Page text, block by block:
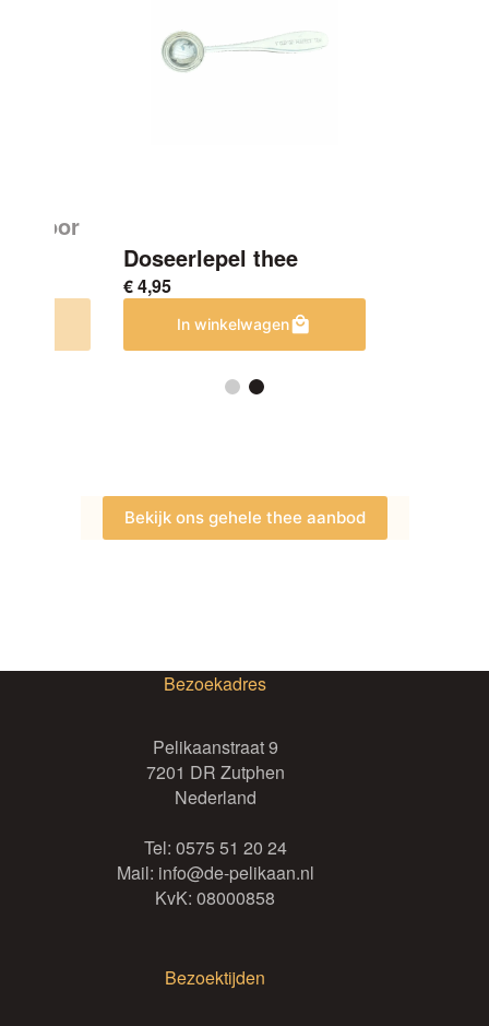
– Voor
Doseerlepel thee
€4,95
In winkelwagen
Bekijk ons gehele thee aanbod
Bezoekadres
Pelikaanstraat 9
7201 DR Zutphen
Nederland
Tel: 0575 51 20 24
Mail: info@de-pelikaan.nl
KvK: 08000858
Bezoektijden